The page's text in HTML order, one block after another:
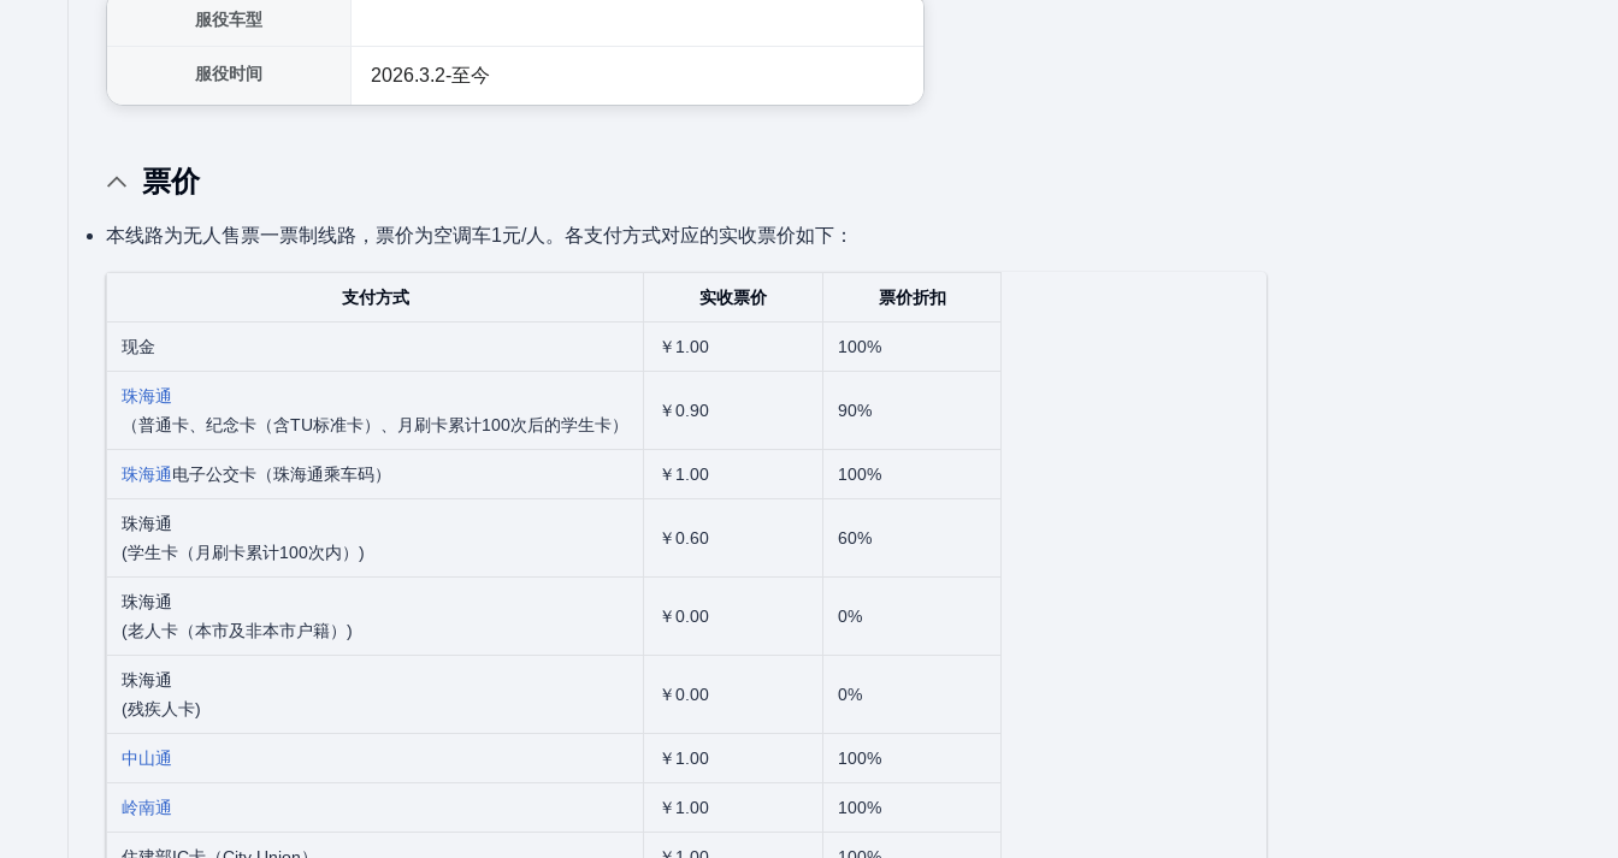
服役车型
服役时间 2026.3.2-至今
票价
本线路为无人售票一票制线路，票价为空调车1元/人。各支付方式对应的实收票价如下：
支付方式 实收票价 票价折扣
现金 ￥1.00 100%
珠海通
（普通卡、纪念卡（含TU标准卡）、月刷卡累计100次后的学生卡）
￥0.90 90%
珠海通电子公交卡（珠海通乘车码） ￥1.00 100%
珠海通
(学生卡（月刷卡累计100次内）)
￥0.60 60%
珠海通
(老人卡（本市及非本市户籍）)
￥0.00 0%
珠海通
(残疾人卡)
￥0.00 0%
中山通 ￥1.00 100%
岭南通 ￥1.00 100%